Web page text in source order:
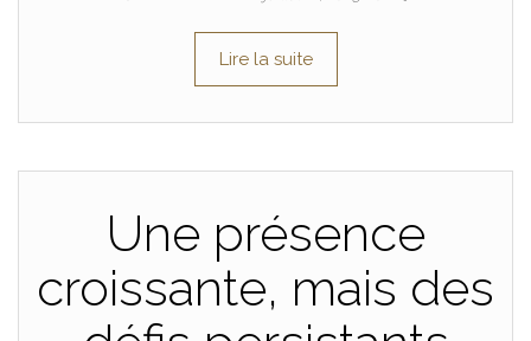
Lire la suite
Une présence
croissante, mais des